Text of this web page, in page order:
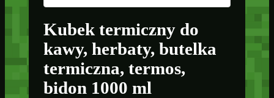
Kubek termiczny do
kawy, herbaty, butelka
termiczna, termos,
bidon 1000 ml